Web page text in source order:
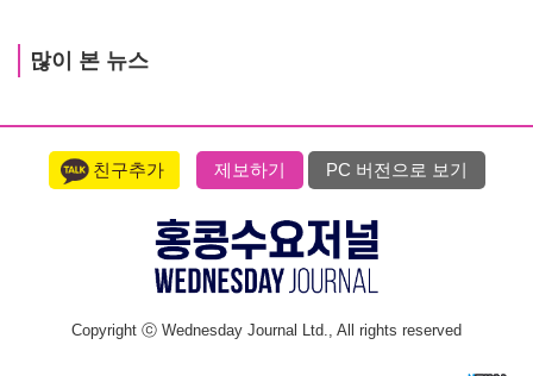
많이 본 뉴스
친구추가 제보하기 PC 버전으로 보기
Copyright ⓒ Wednesday Journal Ltd., All rights reserved